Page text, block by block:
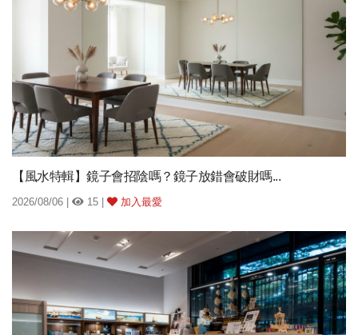
【風水特輯】鏡子會招陰嗎？鏡子放錯會破財嗎...
2026/08/06 | 15 | 加入最愛